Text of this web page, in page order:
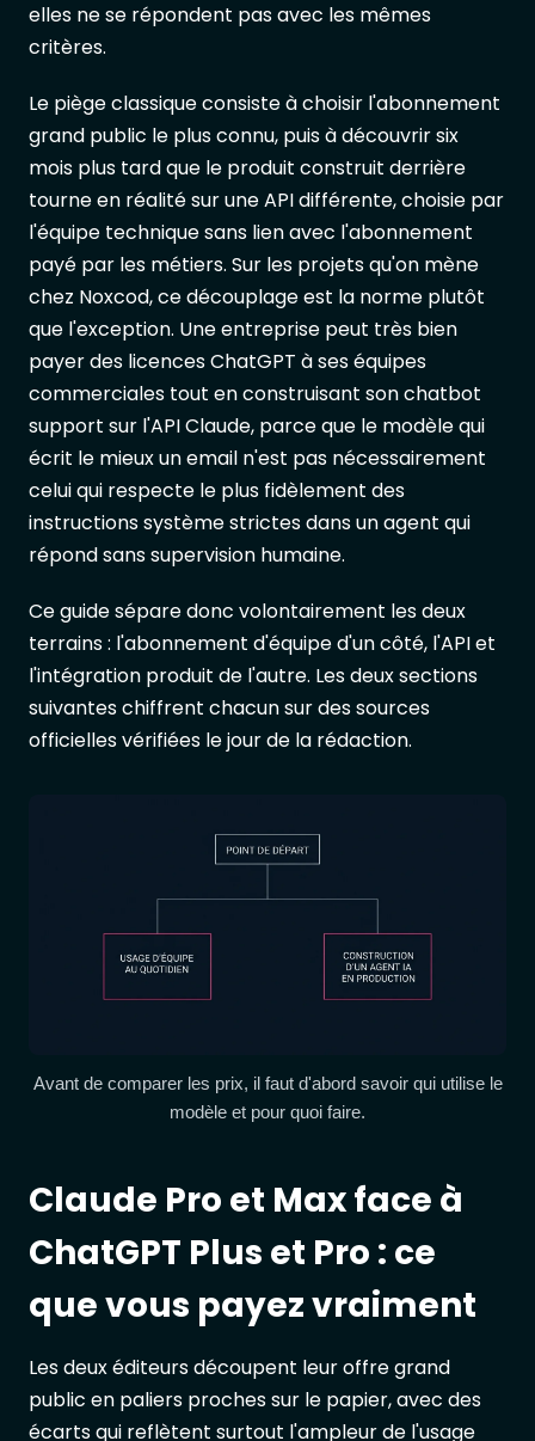
elles ne se répondent pas avec les mêmes
critères.
Le piège classique consiste à choisir l'abonnement
grand public le plus connu, puis à découvrir six
mois plus tard que le produit construit derrière
tourne en réalité sur une API différente, choisie par
l'équipe technique sans lien avec l'abonnement
payé par les métiers. Sur les projets qu'on mène
chez Noxcod, ce découplage est la norme plutôt
que l'exception. Une entreprise peut très bien
payer des licences ChatGPT à ses équipes
commerciales tout en construisant son chatbot
support sur l'API Claude, parce que le modèle qui
écrit le mieux un email n'est pas nécessairement
celui qui respecte le plus fidèlement des
instructions système strictes dans un agent qui
répond sans supervision humaine.
Ce guide sépare donc volontairement les deux
terrains : l'abonnement d'équipe d'un côté, l'API et
l'intégration produit de l'autre. Les deux sections
suivantes chiffrent chacun sur des sources
officielles vérifiées le jour de la rédaction.
Avant de comparer les prix, il faut d'abord savoir qui utilise le
modèle et pour quoi faire.
Claude Pro et Max face à
ChatGPT Plus et Pro : ce
que vous payez vraiment
Les deux éditeurs découpent leur offre grand
public en paliers proches sur le papier, avec des
écarts qui reflètent surtout l'ampleur de l'usage